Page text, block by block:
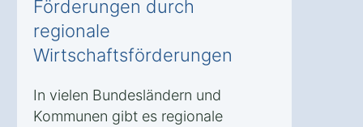
Förderungen durch
regionale
Wirtschaftsförderungen
In vielen Bundesländern und
Kommunen gibt es regionale